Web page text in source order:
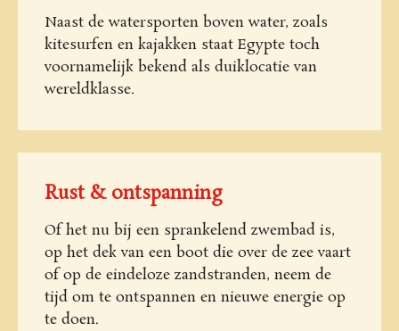
Naast de watersporten boven water, zoals
kitesurfen en kajakken staat Egypte toch
voornamelijk bekend als duiklocatie van
wereldklasse.
Rust & ontspanning
Of het nu bij een sprankelend zwembad is,
op het dek van een boot die over de zee vaart
of op de eindeloze zandstranden, neem de
tijd om te ontspannen en nieuwe energie op
te doen.